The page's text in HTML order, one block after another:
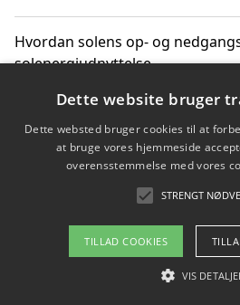
Hvordan solens op- og
solenergiudnyttelse
Hvordan du får svar på
vedvarende energikilder
Om / kontakt
Blog
Dette website bruger
Dette websted bruger cookies til at
at bruge vores hjemmeside
overensstemmelse med vores
STRENGT
TILLAD COOKIES
VIS